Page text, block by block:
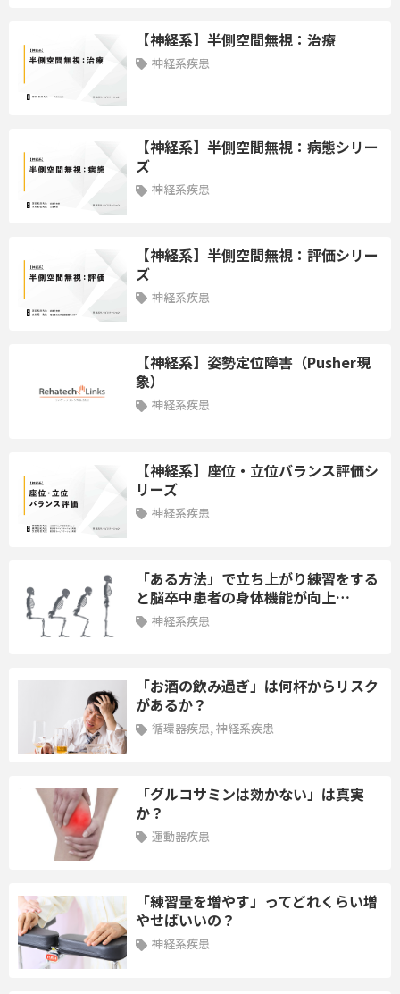
ける、具体的な評価方法と動作分析を、事例を通じて提示し、思
考過程を共有しながら最適な介入方法を考察する。
＜到達目標＞
ションについて、難渋しやすい評価や動作分析、日常生活動作へ
の移行のポイントを理解し、臨床での思考過程を共有しながらリ
ハビリテーション介入や環境設定の工夫を実践に活かすことを目
的とする
【整形編】
第11講座：橈骨遠位端骨折術後の事例
講師：早﨑涼太 先生
①情報収集(画像所見を含む)とその解釈
＜到達目標＞
橈骨遠位端骨折術後事例の作業療法に必要な情報を収集・解釈
し,実践を行うことができる.
第12講座：認知機能低下を来した、大腿骨転子部骨折事例
講師：前田正憲 先生
①大腿骨頚部/転子部骨折診療ガイドラインとリハビリテーショ
②模擬事例を通した評価
＜到達目標＞
認知症を来した大腿骨骨折事例に対する回復期リハビリテーショ
ンでの介入について疑似体験する
第13講座：術後から担当する頚椎症の事例
講師：須藤淳 先生
【神経系】半側空間無視：治療
神経系疾患
【神経系】半側空間無視：病態シリー
ズ
神経系疾患
【神経系】半側空間無視：評価シリー
ズ
神経系疾患
【神経系】姿勢定位障害（Pusher現
象）
神経系疾患
【神経系】座位・立位バランス評価シ
リーズ
神経系疾患
「ある方法」で立ち上がり練習をする
と脳卒中患者の身体機能が向上…
神経系疾患
「お酒の飲み過ぎ」は何杯からリスク
があるか？
循環器疾患, 神経系疾患
「グルコサミンは効かない」は真実
か？
運動器疾患
「練習量を増やす」ってどれくらい増
やせばいいの？
神経系疾患